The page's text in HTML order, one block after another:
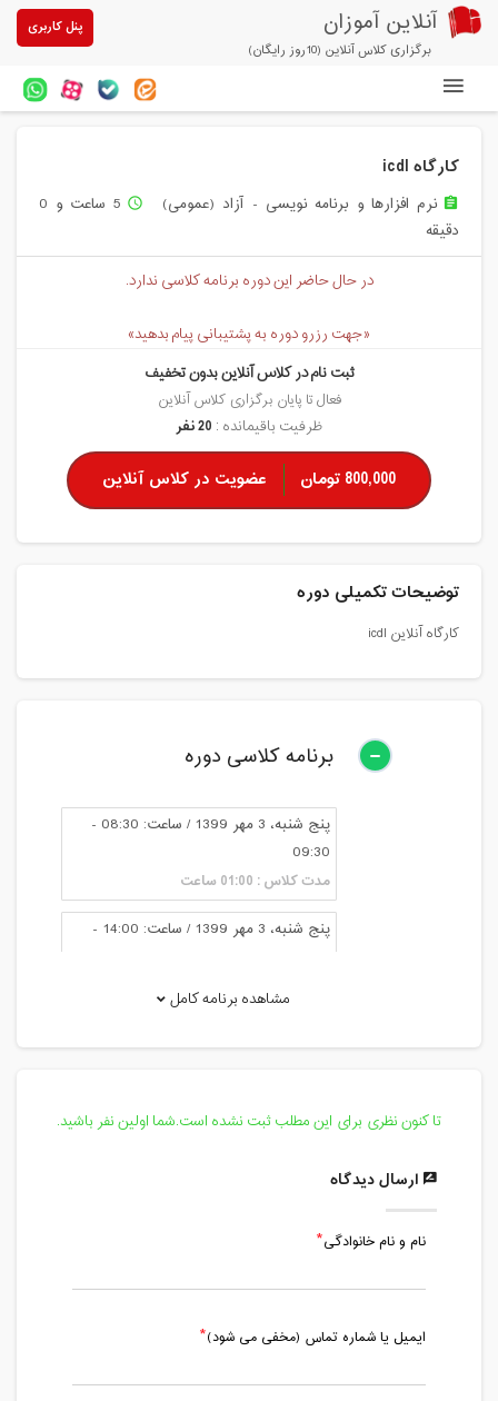
آنلاین آموزان
برگزاری کلاس آنلاین (10روز رایگان)
پنل کاربری
درباره ما
کارگاه icdl
assignment نرم افزارها و برنامه نویسی - آزاد (عمومی) access_time
5 ساعت و 0
دقیقه
در حال حاضر این دوره برنامه کلاسی ندارد.
«جهت رزرو دوره به پشتیبانی پیام بدهید»
ثبت نام در کلاس آنلاین بدون تخفیف
فعال تا پایان برگزاری کلاس آنلاین
ظرفیت باقیمانده : 20 نفر
800,000 تومان عضویت در کلاس آنلاین
توضیحات تکمیلی دوره
کارگاه آنلاین icdl
برنامه کلاسی دوره
پنج شنبه، 3 مهر 1399 / ساعت: 08:30 -
09:30
مدت کلاس : 01:00 ساعت
پنج شنبه، 3 مهر 1399 / ساعت: 14:00 -
مدت کلاس : 01:00 ساعتمشاهده برنامه کامل
تا کنون نظری برای این مطلب ثبت نشده است.شما اولین نفر باشید.
ارسال دیدگاه
نام و نام خانوادگی
ایمیل یا شماره تماس (مخفی می شود)